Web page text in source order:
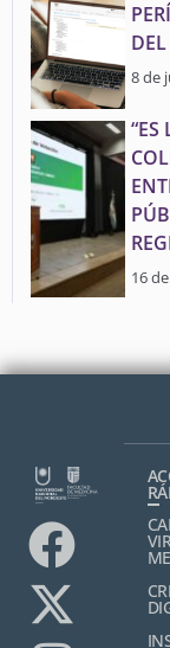
8 de
“ES
16